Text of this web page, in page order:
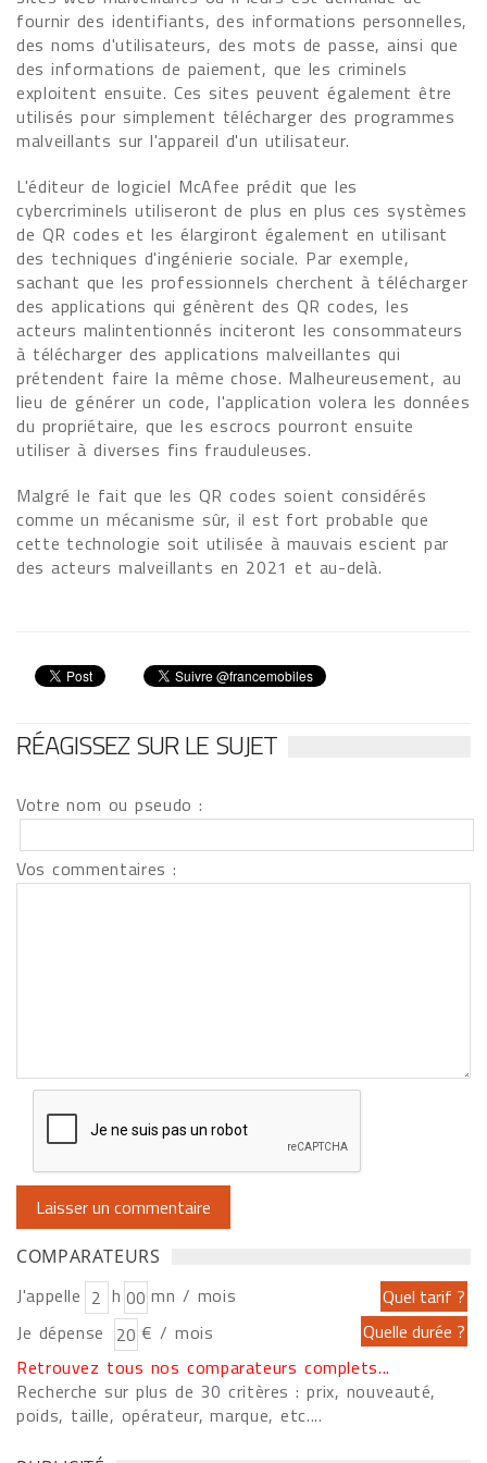
fournir des identifiants, des informations personnelles,
des noms d'utilisateurs, des mots de passe, ainsi que
des informations de paiement, que les criminels
exploitent ensuite. Ces sites peuvent également être
utilisés pour simplement télécharger des programmes
malveillants sur l'appareil d'un utilisateur.
L'éditeur de logiciel McAfee prédit que les
cybercriminels utiliseront de plus en plus ces systèmes
de QR codes et les élargiront également en utilisant
des techniques d'ingénierie sociale. Par exemple,
sachant que les professionnels cherchent à télécharger
des applications qui génèrent des QR codes, les
acteurs malintentionnés inciteront les consommateurs
à télécharger des applications malveillantes qui
prétendent faire la même chose. Malheureusement, au
lieu de générer un code, l'application volera les données
du propriétaire, que les escrocs pourront ensuite
utiliser à diverses fins frauduleuses.
Malgré le fait que les QR codes soient considérés
comme un mécanisme sûr, il est fort probable que
cette technologie soit utilisée à mauvais escient par
des acteurs malveillants en 2021 et au-delà.
RÉAGISSEZ SUR LE SUJET
Votre nom ou pseudo :
Vos commentaires :
COMPARATEURS
J'appelle h
mn / mois
Je dépense
€ / mois
Retrouvez tous nos comparateurs complets...
Recherche sur plus de 30 critères : prix, nouveauté,
poids, taille, opérateur, marque, etc....